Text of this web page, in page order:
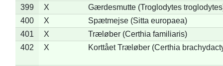
399
X
Gærdesmutte (Troglodytes
400
X
Spætmejse (Sitta europaea)
401
X
Træløber (Certhia familiaris)
402
X Korttået Træløber (Certhia